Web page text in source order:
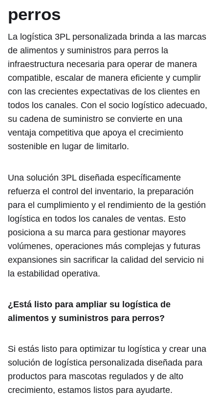
perros
La logística 3PL personalizada brinda a las marcas
de alimentos y suministros para perros la
infraestructura necesaria para operar de manera
compatible, escalar de manera eficiente y cumplir
con las crecientes expectativas de los clientes en
todos los canales. Con el socio logístico adecuado,
su cadena de suministro se convierte en una
ventaja competitiva que apoya el crecimiento
sostenible en lugar de limitarlo.
Una solución 3PL diseñada específicamente
refuerza el control del inventario, la preparación
para el cumplimiento y el rendimiento de la gestión
logística en todos los canales de ventas. Esto
posiciona a su marca para gestionar mayores
volúmenes, operaciones más complejas y futuras
expansiones sin sacrificar la calidad del servicio ni
la estabilidad operativa.
¿Está listo para ampliar su logística de
alimentos y suministros para perros?
Si estás listo para optimizar tu logística y crear una
solución de logística personalizada diseñada para
productos para mascotas regulados y de alto
crecimiento, estamos listos para ayudarte.